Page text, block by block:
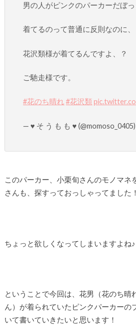
男の人がピンクのパーカーだぼっ
着てるのって普通に反則なのに、
花沢類様が着てるんですよ、？
ご馳走様です。
#花のち晴れ #花沢類
— ♥ そ う も も ♥
このパーカー、小栗旬さんのモノマネ
さんも、探すっておっしゃってました！
ちょっと欲しくなってしまいますよね♪
ということで今回は、花男（花のち晴
ん）が着られていたピンクパーカーの
いて書いていきたいと思います！